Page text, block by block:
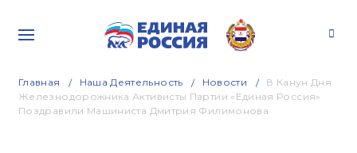
Главная Наша Деятельность Новости
В Канун Дня
Железнодорожника Активисты Партии «Единая Россия»
Поздравили Машиниста Дмитрия Филимонова